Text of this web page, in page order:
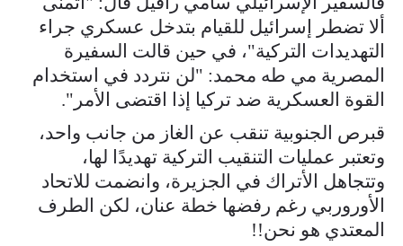
ألا تضطر إسرائيل للقيام بتدخل عسكري جراء
التهديدات التركية"، في حين قالت السفيرة
المصرية مي طه محمد: "لن نتردد في استخدام
القوة العسكرية ضد تركيا إذا اقتضى الأمر".
قبرص الجنوبية تنقب عن الغاز من جانب واحد،
وتعتبر عمليات التنقيب التركية تهديدًا لها،
وتتجاهل الأتراك في الجزيرة، وانضمت للاتحاد
الأوروربي رغم رفضها خطة عنان، لكن الطرف
المعتدي هو نحن!!